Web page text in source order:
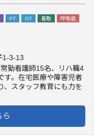
PT OT 看取 呼吸器
1-3-13
勤看護師15名、リハ職4
す。在宅医療や障害児者
、スタッフ教育にも力を
ら